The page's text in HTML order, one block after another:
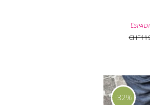
CHF
-32%